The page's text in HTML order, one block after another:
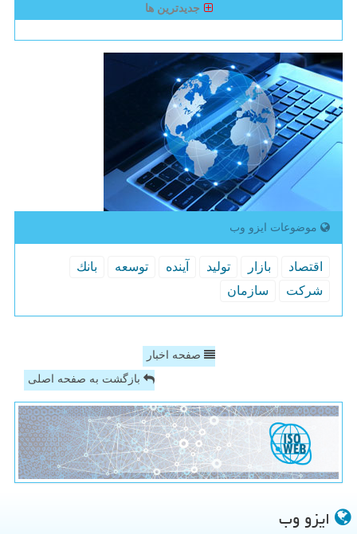
جدیدترین ها
موضوعات ایزو وب
اقتصاد بازار تولید آینده توسعه
بانك
شركت
سازمان
صفحه اخبار
بازگشت به صفحه اصلی
ایزو وب